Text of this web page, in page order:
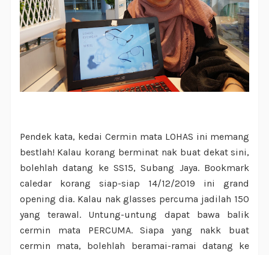
Pendek kata, kedai Cermin mata LOHAS ini memang
bestlah! Kalau korang berminat nak buat dekat sini,
bolehlah datang ke SS15, Subang Jaya. Bookmark
caledar korang siap-siap 14/12/2019 ini grand
opening dia. Kalau nak glasses percuma jadilah 150
yang terawal. Untung-untung dapat bawa balik
cermin mata PERCUMA. Siapa yang nakk buat
cermin mata, bolehlah beramai-ramai datang ke